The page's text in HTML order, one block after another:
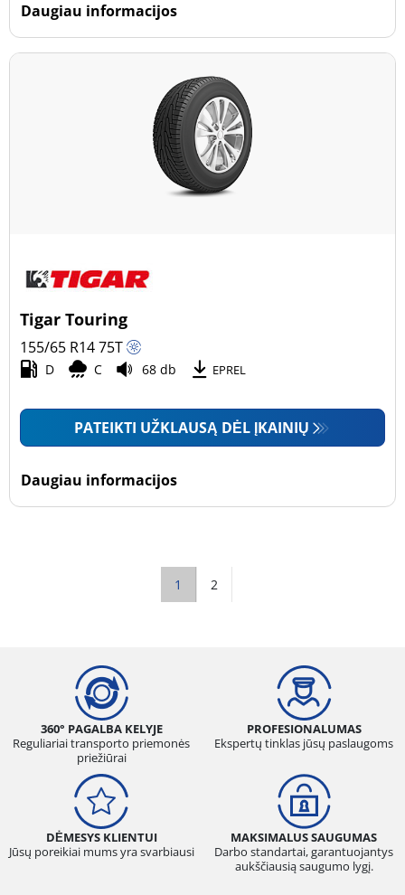
Daugiau informacijos
Tigar Touring
155/65 R1475T
D C 68 db EPREL
PATEIKTI UŽKLAUSĄ DĖL ĮKAINIŲ
Daugiau informacijos
1 2
360° PAGALBA KELYJE
Reguliariai transporto priemonės
priežiūrai
PROFESIONALUMAS
Ekspertų tinklas jūsų paslaugoms
DĖMESYS KLIENTUI
Jūsų poreikiai mums yra svarbiausi
MAKSIMALUS SAUGUMAS
Darbo standartai, garantuojantys
aukščiausią saugumo lygį.